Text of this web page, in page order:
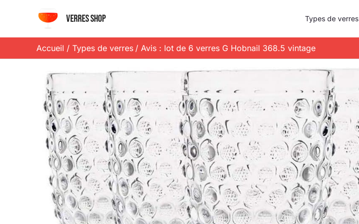
contenu
Verres shop Types de verres
Accueil Types de verres Avis : lot de 6 verres G Hobnail 368.5 vintage